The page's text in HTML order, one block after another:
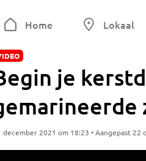
Home Lokaal
je
december 2021 om 18:23 • Aangepast 22